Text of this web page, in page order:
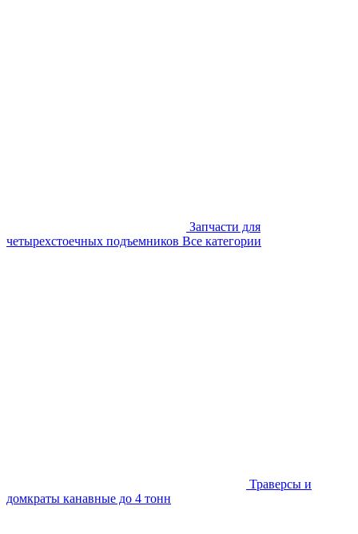
Запчасти для
четырехстоечных подъемников Все категории
Траверсы и
домкраты канавные до 4 тонн